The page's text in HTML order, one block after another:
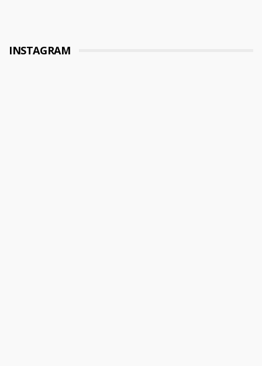
INSTAGRAM